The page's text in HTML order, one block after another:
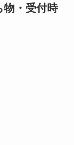
・受付時